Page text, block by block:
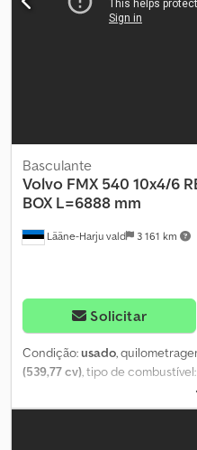
Todos os relatórios de
manutenção em agosto de
Lääne-Harju vald 3 161 km
Basculante
Volvo FMX 540 10x4/6
BOX L=6888 mm
Solicitar
Condição:usado,
(539,77 cv) , tipo de combustível:
5
travões:retardador, cabina do
,